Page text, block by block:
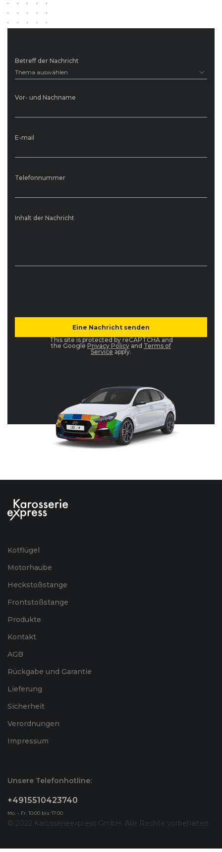
Betreff der Nachricht
Thema auswählen
Vor- und Nachname
E-mail
Telefonnummer
Inhalt der Nachricht
This site is protected by reCAPTCHA and
the Google Privacy Policy and Terms of
Service apply.
Kotflügel
Motorhaube
Heckstoßstange
Frontstoßstange
Produkte
Kontakt
AGB
Rückgabe und Garantie
Lieferung
Sicherheit
Verordnungen
Impressum
Unsere Telefonhotline:
+4915510423740
Mo. - Fr. 10:00 bis 17:00
© 2022 Karosserieexpress GmbH. Alle Rechte vorbehalten.